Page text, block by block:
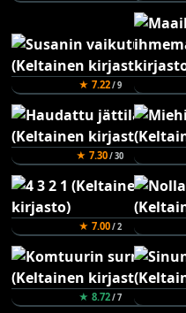
★ 7.22/ 9
★ 7.30/ 30
★ 7.00/ 2
★ 8.72/ 7